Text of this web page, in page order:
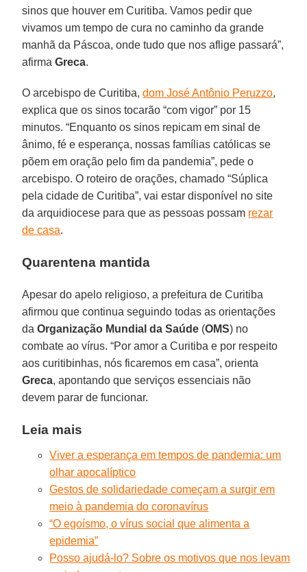
sinos que houver em Curitiba. Vamos pedir que
vivamos um tempo de cura no caminho da grande
manhã da Páscoa, onde tudo que nos aflige passará”,
afirmaGreca.
O arcebispo de Curitiba,dom José Antônio Peruzzo,
explica que os sinos tocarão “com vigor” por 15
minutos. “Enquanto os sinos repicam em sinal de
ânimo, fé e esperança, nossas famílias católicas se
põem em oração pelo fim da pandemia”, pede o
arcebispo. O roteiro de orações, chamado “Súplica
pela cidade de Curitiba”, vai estar disponível no site
da arquidiocese para que as pessoas possam rezar
de casa.
Quarentena mantida
Apesar do apelo religioso, a prefeitura de Curitiba
afirmou que continua seguindo todas as orientações
daOrganização Mundial da Saúde (OMS) no
combate ao vírus. “Por amor a Curitiba e por respeito
aos curitibinhas, nós ficaremos em casa”, orienta
Greca, apontando que serviços essenciais não
devem parar de funcionar.
Leia mais
Viver a esperança em tempos de pandemia: um
olhar apocalíptico
Gestos de solidariedade começam a surgir em
meio à pandemia do coronavírus
“O egoísmo, o vírus social que alimenta a
epidemia”
Posso ajudá-lo? Sobre os motivos que nos levam